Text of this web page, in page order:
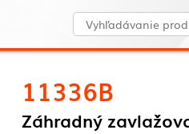
11336B
Záhradný